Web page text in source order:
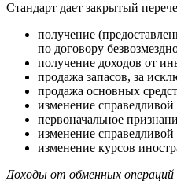
Стандарт дает закрытый
получение
по договору
получение доходов от
продажа запасов, за
продажа основных
изменение
первоначальное
изменение
изменение курсов
Доходы от обменных операций